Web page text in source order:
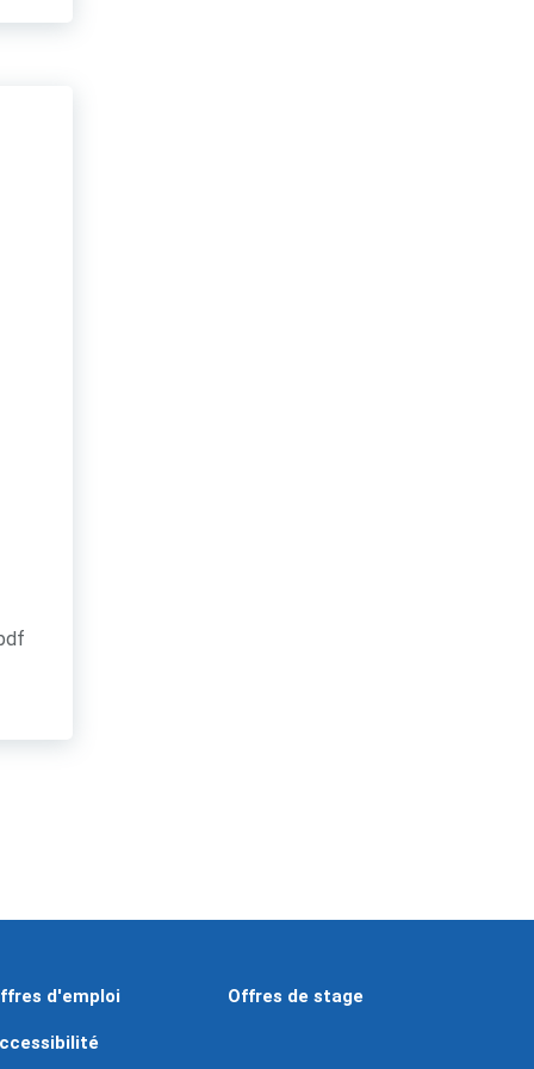
d'emploi Offres de stage